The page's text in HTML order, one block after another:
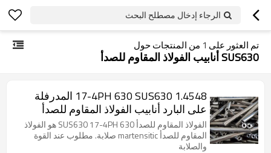
الرجاء إدخال مصطلح البحث
تم العثور على 1 من المنتجات حول
SUS630 أنابيب الفولاذ المقاوم للصدأ
17-4PH 630 SUS630 1.4548 المدرفلة
على البارد أنابيب الفولاذ المقاوم للصدأ
الفولاذ المقاوم للصدأ 630 SUS630 17-4PH هو الفولاذ
المقاوم للصدأ martensitic صلابة. مطلوب عند القوة
والصلابة